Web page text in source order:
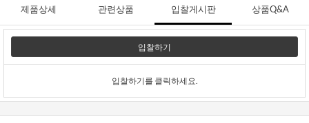
제품상세 관련상품 입찰게시판 상품Q&A
입찰하기
입찰하기를 클릭하세요.